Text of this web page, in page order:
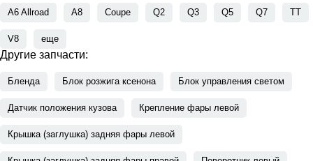
A6 Allroad A8 Coupe Q2 Q3 Q5 Q7 TT
V8 еще
Другие запчасти:
Бленда Блок розжига ксенона Блок управления светом
Датчик положения кузова Крепление фары левой
Крышка (заглушка) задняя фары левой